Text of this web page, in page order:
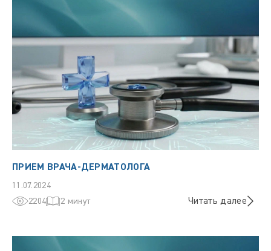
ПРИЕМ ВРАЧА-ДЕРМАТОЛОГА
11.07.2024
2204
2 минут Читать далее